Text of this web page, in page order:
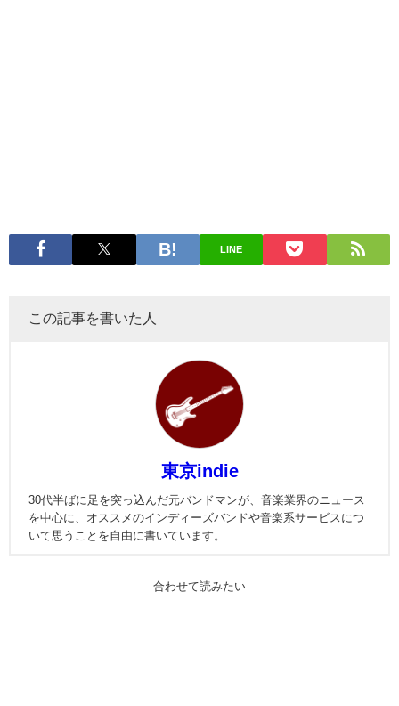
LINE
この記事を書いた人
東京indie
30代半ばに足を突っ込んだ元バンドマンが、音楽業界のニュース
を中心に、オススメのインディーズバンドや音楽系サービスにつ
いて思うことを自由に書いています。
合わせて読みたい